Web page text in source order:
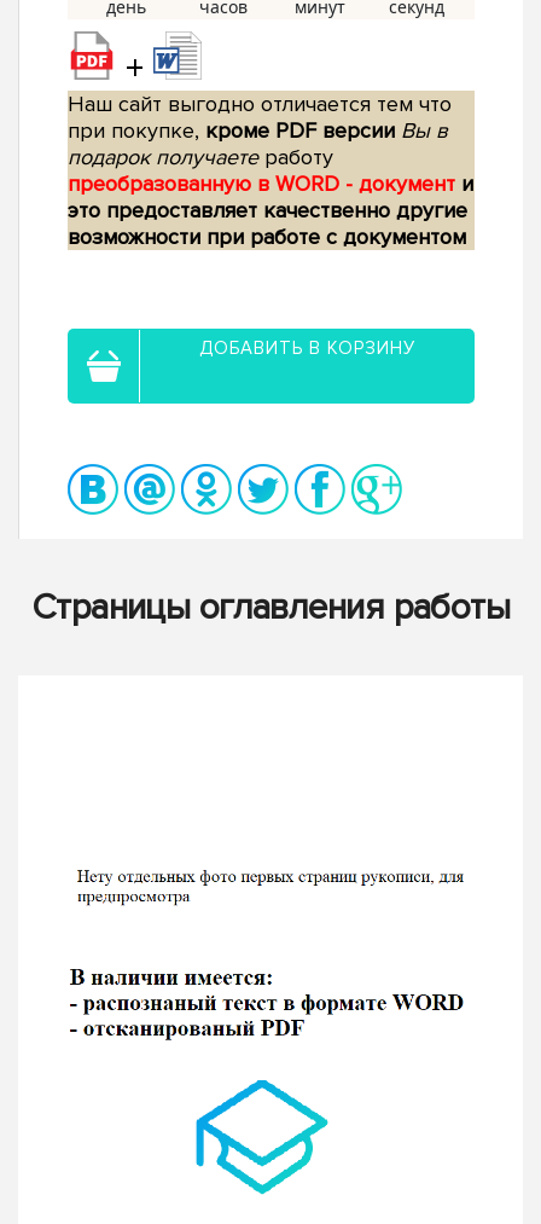
+
Наш сайт выгодно отличается тем что
при покупке, кроме PDF версии Вы в
подарок получаетеработу
преобразованную в WORD - документ и
это предоставляет качественно другие
возможности при работе с документом
ДОБАВИТЬ В КОРЗИНУ
Страницы оглавления работы